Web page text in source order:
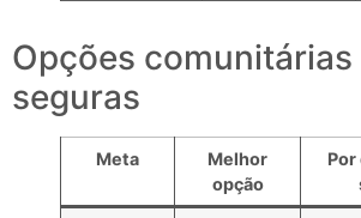
Opções comunitárias
seguras
Meta
Melhor
opção
Por